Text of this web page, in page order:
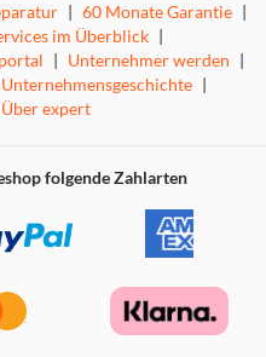
| 60 Monate Garantie |
im Überblick |
| Unternehmer werden |
Unternehmensgeschichte |
Über expert
folgende Zahlarten